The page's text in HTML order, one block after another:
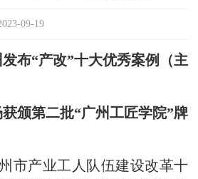
09-19
布“产改”十大优秀案例（主
第二批“广州工匠学院”牌
产业工人队伍建设改革十